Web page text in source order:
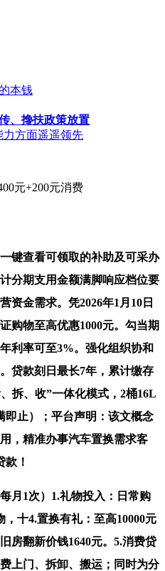
本钱
、搀扶政策放置
力方面遥遥领先
元+200元消费
查看可领取的补助及可采办
分期支用金额满脚响应档位要
资金需求。凭2026年1月10日
购物至高优惠1000元。勾当期
利率可至3%。强化组织协和
贷款刻日最长7年，累计缴存
拆、收”一体化模式，2桶16L
即止）；平台声明：该文概念
，精准办事汽车置换需求客
款！
1次）1.礼物投入：日常购
十4.置换有礼：至高10000元
房翻新价钱1640元。5.消费贷
上门、拆卸、搬运；同时为分